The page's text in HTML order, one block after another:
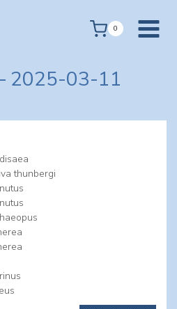
0
2025-03-11
thunbergi